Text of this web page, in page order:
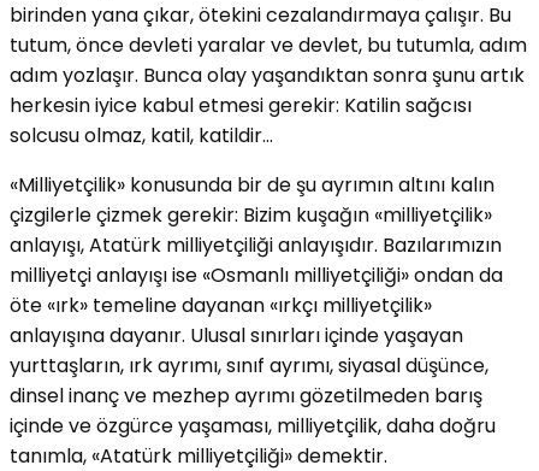
birinden yana çıkar, ötekini cezalandırmaya çalışır. Bu
tutum, önce devleti yaralar ve devlet, bu tutumla, adım
adım yozlaşır. Bunca olay yaşandıktan sonra şunu artık
herkesin iyice kabul etmesi gerekir: Katilin sağcısı
solcusu olmaz, katil, katildir…
«Milliyetçilik» konusunda bir de şu ayrımın altını kalın
çizgilerle çizmek gerekir: Bizim kuşağın «milliyetçilik»
anlayışı, Atatürk milliyetçiliği anlayışıdır. Bazılarımızın
milliyetçi anlayışı ise «Osmanlı milliyetçiliği» ondan da
öte «ırk» temeline dayanan «ırkçı milliyetçilik»
anlayışına dayanır. Ulusal sınırları içinde yaşayan
yurttaşların, ırk ayrımı, sınıf ayrımı, siyasal düşünce,
dinsel inanç ve mezhep ayrımı gözetilmeden barış
içinde ve özgürce yaşaması, milliyetçilik, daha doğru
tanımla, «Atatürk milliyetçiliği» demektir.